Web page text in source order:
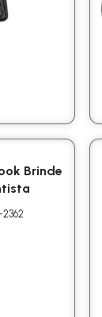
Brinde
2362